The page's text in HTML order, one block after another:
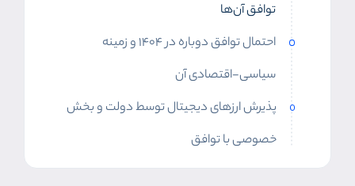
توافق آن‌ها
احتمال توافق دوباره در ۱۴۰۴ و زمینه
سیاسی-اقتصادی آن
پذیرش ارزهای دیجیتال توسط دولت و بخش
خصوصی با توافق